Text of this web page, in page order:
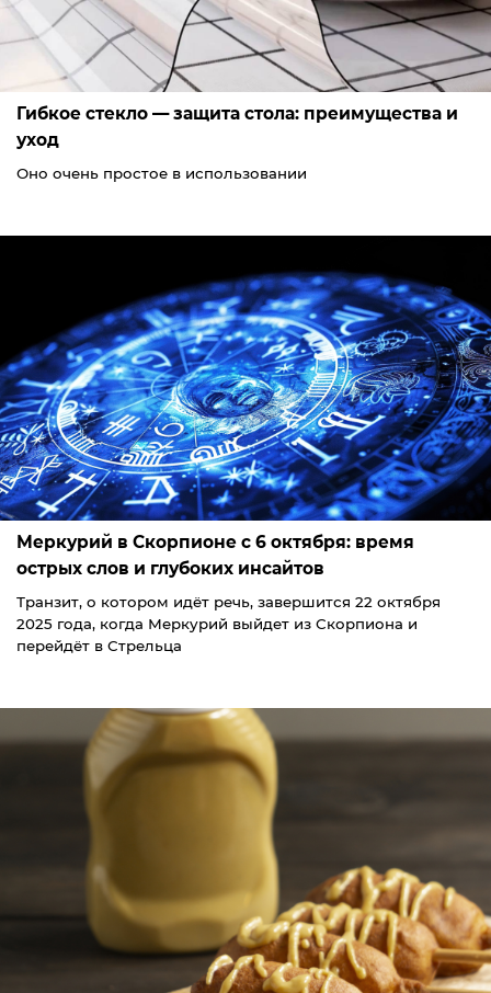
Гибкое стекло — защита стола: преимущества и
уход
Оно очень простое в использовании
Меркурий в Скорпионе с 6 октября: время
острых слов и глубоких инсайтов
Транзит, о котором идёт речь, завершится 22 октября
2025 года, когда Меркурий выйдет из Скорпиона и
перейдёт в Стрельца